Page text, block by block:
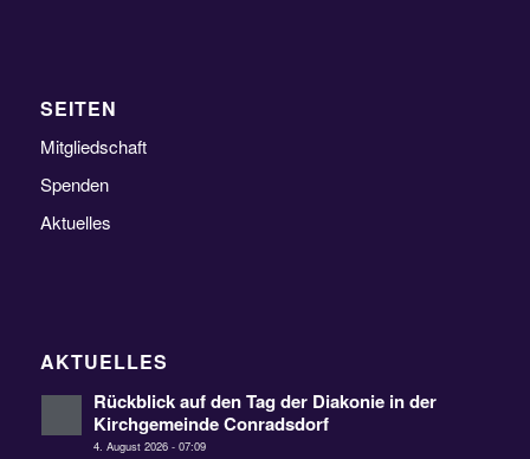
SEITEN
Mitgliedschaft
Spenden
Aktuelles
AKTUELLES
Rückblick auf den Tag der Diakonie in der
Kirchgemeinde Conradsdorf
4. August 2026 - 07:09